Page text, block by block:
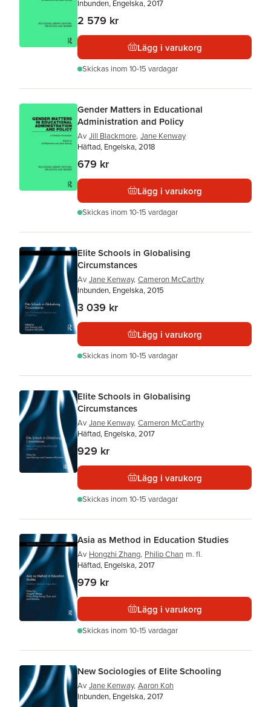
Inbunden, Engelska, 2017
2 579 kr
Lägg i varukorg
Skickas inom 10-15 vardagar
Gender Matters in Educational
Administration and Policy
Av Jill Blackmore, Jane Kenway
Häftad, Engelska, 2018
679 kr
Lägg i varukorg
Skickas inom 10-15 vardagar
Elite Schools in Globalising
Circumstances
Av Jane Kenway, Cameron McCarthy
Inbunden, Engelska, 2015
3 039 kr
Lägg i varukorg
Skickas inom 10-15 vardagar
Elite Schools in Globalising
Circumstances
Av Jane Kenway, Cameron McCarthy
Häftad, Engelska, 2017
929 kr
Lägg i varukorg
Skickas inom 10-15 vardagar
Asia as Method in Education Studies
Av Hongzhi Zhang, Philip Chan m. fl.
Häftad, Engelska, 2017
979 kr
Lägg i varukorg
Skickas inom 10-15 vardagar
New Sociologies of Elite Schooling
Av Jane Kenway, Aaron Koh
Inbunden, Engelska, 2017